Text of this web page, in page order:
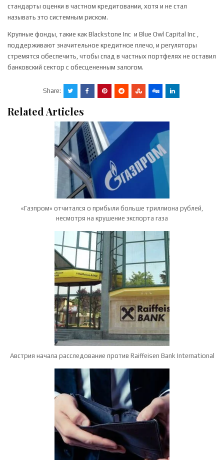
стандарты оценки в частном кредитовании, хотя и не стал
называть это системным риском.
Крупные фонды, такие какBlackstone Inc и Blue Owl Capital Inc ,
поддерживают значительное кредитное плечо, и регуляторы
стремятся обеспечить, чтобы спад в частных портфелях не оставил
банковский сектор с обесцененным залогом.
Share:
Related Articles
«Газпром» отчитался о прибыли больше триллиона рублей,
несмотря на крушение экспорта газа
Австрия начала расследование против Raiffeisen Bank International